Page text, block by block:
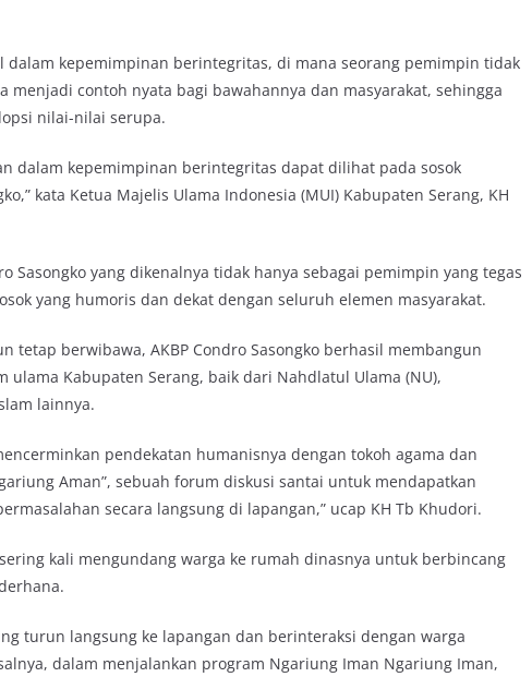
dalam kepemimpinan berintegritas, di mana seorang pemimpin tidak
menjadi contoh nyata bagi bawahannya dan masyarakat, sehingga
nilai-nilai serupa.
dalam kepemimpinan berintegritas dapat dilihat pada sosok
kata Ketua Majelis Ulama Indonesia (MUI) Kabupaten Serang, KH
Sasongko yang dikenalnya tidak hanya sebagai pemimpin yang tegas
yang humoris dan dekat dengan seluruh elemen masyarakat.
tetap berwibawa, AKBP Condro Sasongko berhasil membangun
Kabupaten Serang, baik dari Nahdlatul Ulama (NU),
lainnya.
pendekatan humanisnya dengan tokoh agama dan
Aman”, sebuah forum diskusi santai untuk mendapatkan
secara langsung di lapangan,” ucap KH Tb Khudori.
kali mengundang warga ke rumah dinasnya untuk berbincang
turun langsung ke lapangan dan berinteraksi dengan warga
dalam menjalankan program Ngariung Iman Ngariung Iman,